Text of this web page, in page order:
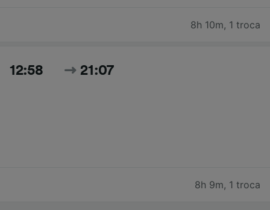
8h 10m, 1 troca
12:58 21:07
8h 9m, 1 troca